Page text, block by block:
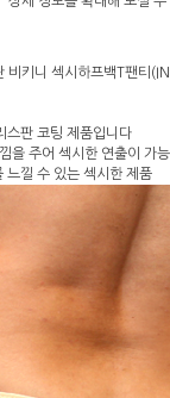
키니 섹시하프백T팬티
스판 코팅 제품입니다
을 주어 섹시한 연출이 가
느낄 수 있는 섹시한 제품